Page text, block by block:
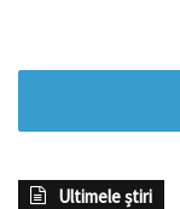
Ultimele știri